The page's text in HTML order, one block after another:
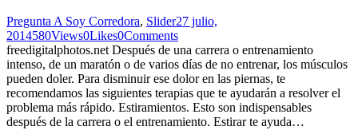
Pregunta A Soy Corredora, Slider27 julio,
2014580Views0Likes0Comments
freedigitalphotos.net Después de una carrera o entrenamiento
intenso, de un maratón o de varios días de no entrenar, los músculos
pueden doler. Para disminuir ese dolor en las piernas, te
recomendamos las siguientes terapias que te ayudarán a resolver el
problema más rápido. Estiramientos. Esto son indispensables
después de la carrera o el entrenamiento. Estirar te ayuda…